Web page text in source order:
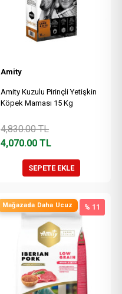
Amity
Amity Kuzulu Pirinçli Yetişkin
Köpek Maması 15 Kg
4,830.00TL
4,070.00 TL
SEPETE EKLE
Mağazada Daha Ucuz % 11